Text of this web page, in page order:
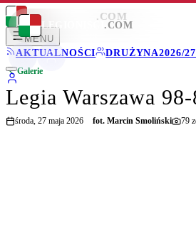
LEGIONISCI .COM
MENU
AKTUALNOŚCI
DRUŻYNA2026/27
LEGIONISCI .COM
Galerie
Legia Warszawa
środa, 27 maja 2026 fot. Marcin Smoliński 79